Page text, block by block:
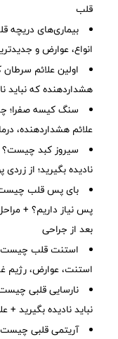
قلب
بیماری‌های دریچه
انواع، عوارض و
هشداردهنده که نباید
سنگ کیسه صفرا؛
علائم هشداردهنده،
سیروز کبد چیست؟
نادیده بگیرید؛ از
بای پس قلب
پس نیاز داریم؟ +
بعد از جراحی
استنت قلب
استنت، عوارض، رژیم
نباید نادیده بگیرید +
آریتمی قلبی